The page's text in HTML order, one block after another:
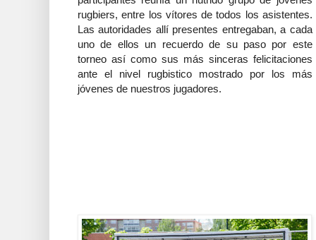
rugbiers, entre los vítores de todos los asistentes.
Las autoridades allí presentes entregaban, a cada
uno de ellos un recuerdo de su paso por este
torneo así como sus más sinceras felicitaciones
ante el nivel rugbistico mostrado por los más
jóvenes de nuestros jugadores.